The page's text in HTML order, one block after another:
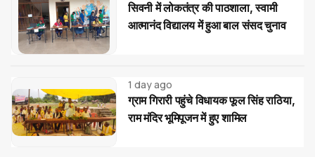
सिवनी में लोकतंत्र की पाठशाला, स्वामी
आत्मानंद विद्यालय में हुआ बाल संसद चुनाव
1 day ago
ग्राम गिरारी पहुंचे विधायक फूल सिंह राठिया,
राम मंदिर भूमिपूजन में हुए शामिल